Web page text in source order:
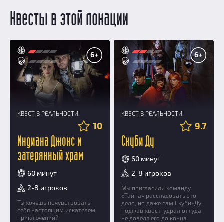
Квесты в этой локации
6+
КВЕСТ В РЕАЛЬНОСТИ
10
Индиана Джонс и
затерянный храм
60 минут
2-8 игроков
Ты хочешь почувствовать
себя настоящим искателем
приключений?
6+
КВЕСТ В РЕАЛЬНОСТИ
9.7
Скуби Ду
60 минут
2-8 игроков
Мы пригласили команду
«Тайна» расследовать это
дело, но даже сам Скуби-Ду,
поджав хвост, удрал оттуда,
не доведя его до конца.